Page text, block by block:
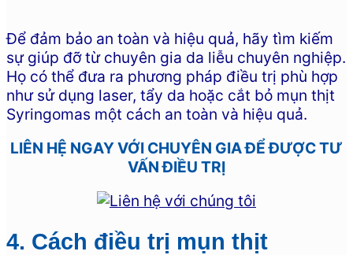
Để đảm bảo an toàn và hiệu quả, hãy tìm kiếm
sự giúp đỡ từ chuyên gia da liễu chuyên nghiệp.
Họ có thể đưa ra phương pháp điều trị phù hợp
như sử dụng laser, tẩy da hoặc cắt bỏ mụn thịt
Syringomas một cách an toàn và hiệu quả.
LIÊN HỆ NGAY VỚI CHUYÊN GIA ĐỂ ĐƯỢC TƯ
VẤN ĐIỀU TRỊ
4. Cách điều trị mụn thịt